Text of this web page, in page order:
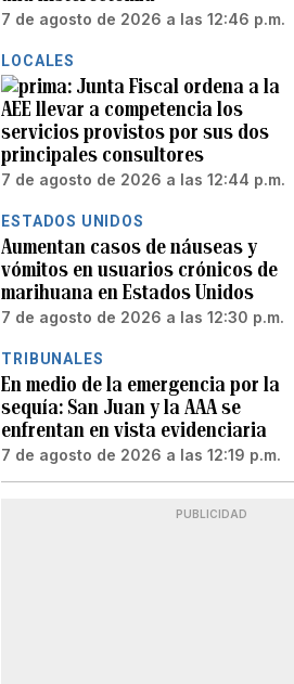
7 de agosto de 2026 a las 12:46 p.m.
LOCALES
Junta Fiscal ordena a la
AEE llevar a competencia los
servicios provistos por sus dos
principales consultores
7 de agosto de 2026 a las 12:44 p.m.
ESTADOS UNIDOS
Aumentan casos de náuseas y
vómitos en usuarios crónicos de
marihuana en Estados Unidos
7 de agosto de 2026 a las 12:30 p.m.
TRIBUNALES
En medio de la emergencia por la
sequía: San Juan y la AAA se
enfrentan en vista evidenciaria
7 de agosto de 2026 a las 12:19 p.m.
PUBLICIDAD